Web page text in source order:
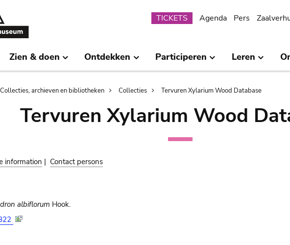
Submenu
TICKETS Agenda Pers
Zien & doen Ontdekken Participeren Leren
Collecties, archieven en bibliotheken Collecties Tervuren Xylarium Wood Database
Tervuren Xylarium Wood
information | Contact persons
albiflorum Hook.